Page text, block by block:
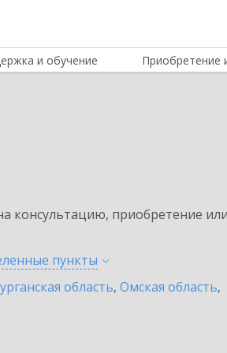
и обучение Приобретение
консультацию, приобретение или
пункты
область, Омская область,